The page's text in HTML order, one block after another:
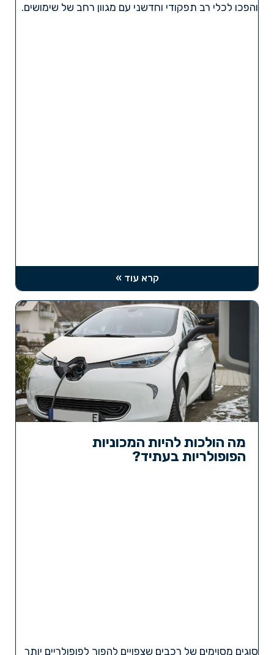
והפכו לכלי רב תפקודי וחדשני עם מגוון רחב של שימושים.
קרא עוד »
מה הולכות להיות המכוניות
הפופולריות בעתיד?
סוגים מסוימים של רכבים שצפויים להפוך לפופולריים יותר